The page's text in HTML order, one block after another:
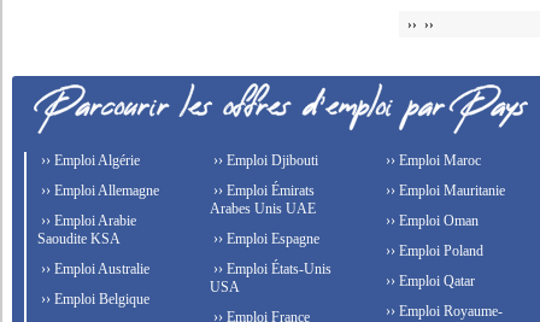
›› ››
›› Emploi Algérie
›› Emploi Allemagne
›› Emploi Arabie
Saoudite KSA
›› Emploi Australie
›› Emploi Belgique
›› Emploi Djibouti
›› Emploi Émirats
Arabes Unis UAE
›› Emploi Espagne
›› Emploi États-Unis
USA
›› Emploi France
›› Emploi Maroc
›› Emploi Mauritanie
›› Emploi Oman
›› Emploi Poland
›› Emploi Qatar
›› Emploi Royaume-